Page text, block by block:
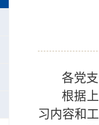
各党支
根据
习内容和